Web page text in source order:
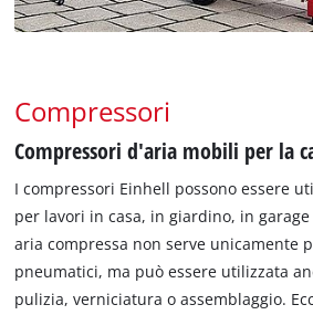
Compressori
Compressori d'aria mobili per la
I compressori Einhell possono essere
per lavori in casa, in giardino, in
aria compressa non serve unicamente
pneumatici, ma può essere utilizzata
pulizia, verniciatura o assemblaggio.